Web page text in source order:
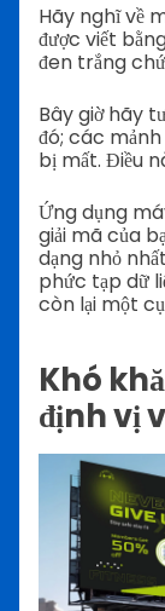
Hãy nghĩ về
được viết
đen trắng
Bây giờ hãy
đó; các
bị mất. Điều
Ứng dụng
giải mã của
dạng nhỏ
phức tạp dữ
còn lại một
Khó
định vị